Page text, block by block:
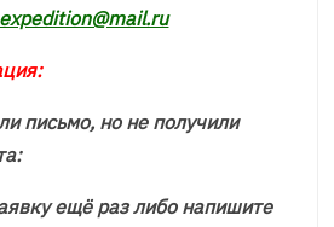
письмо, но не получили
ещё разлибо напишите